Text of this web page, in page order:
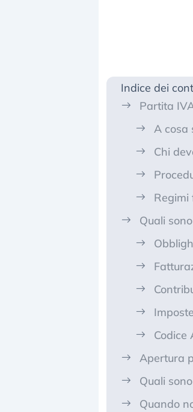
Indice dei
Partita
A cosa
Chi
Regimi
Quali
Codice
Apertura
Quali
Quando